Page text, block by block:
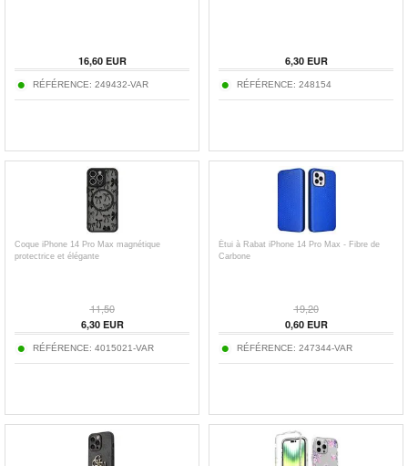
16,60EUR
RÉFÉRENCE: 249432-VAR
6,30EUR
RÉFÉRENCE: 248154
Coque iPhone 14 Pro Max magnétique
protectrice et élégante
11,50
6,30EUR
RÉFÉRENCE: 4015021-VAR
Étui à Rabat iPhone 14 Pro Max - Fibre de
Carbone
19,20
0,60EUR
RÉFÉRENCE: 247344-VAR